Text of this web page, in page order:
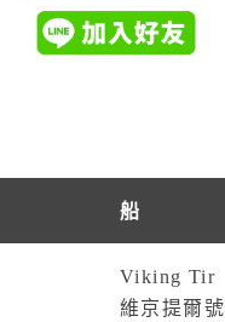
船
Viking Tir
維京提爾號